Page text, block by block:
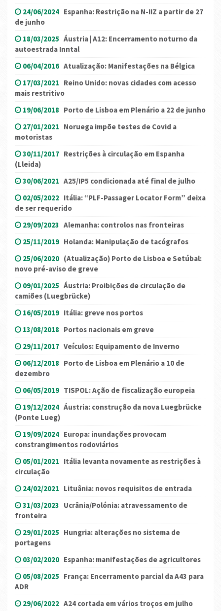
24/06/2024 Espanha: Restrição na N-IIZ a partir de 27
de junho
18/03/2025 Áustria | A12: Encerramento noturno da
autoestrada Inntal
06/04/2016 Atualização: Manifestações na Bélgica
17/03/2021 Reino Unido: novas cidades com acesso
mais restritivo
19/06/2018 Porto de Lisboa em Plenário a 22 de junho
27/01/2021 Noruega impõe testes de Covid a
motoristas
30/11/2017 Restrições à circulação em Espanha
(Lleida)
30/06/2021 A25/IP5 condicionada até final de julho
02/05/2022 Itália: “PLF-Passager Locator Form” deixa
de ser requerido
29/09/2023 Alemanha: controlos nas fronteiras
25/11/2019 Holanda: Manipulação de tacógrafos
25/06/2020 (Atualização) Porto de Lisboa e Setúbal:
novo pré-aviso de greve
09/01/2025 Áustria: Proibições de circulação de
camiões (Luegbrücke)
16/05/2019 Itália: greve nos portos
13/08/2018 Portos nacionais em greve
29/11/2017 Veículos: Equipamento de Inverno
06/12/2018 Porto de Lisboa em Plenário a 10 de
dezembro
06/05/2019 TISPOL: Ação de fiscalização europeia
19/12/2024 Áustria: construção da nova Luegbrücke
(Ponte Lueg)
19/09/2024 Europa: inundações provocam
constrangimentos rodoviários
05/01/2021 Itália levanta novamente as restrições à
circulação
24/02/2021 Lituânia: novos requisitos de entrada
31/03/2023 Ucrânia/Polónia: atravessamento de
fronteira
29/01/2025 Hungria: alterações no sistema de
portagens
03/02/2020 Espanha: manifestações de agricultores
05/08/2025 França: Encerramento parcial da A43 para
ADR
29/06/2022 A24 cortada em vários troços em julho